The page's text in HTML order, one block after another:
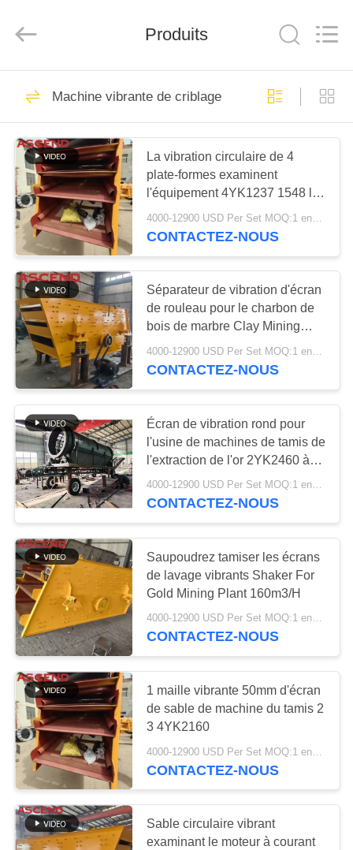
MAISON
PRODUITS
AU
SUJET
DE
NOUS
VISITE
D'USINE
CONTRÔLE
DE
QUALITÉ
CONTACTEZ-
NOUS
DEMANDEZ
UNE
CITATION
PLAN
DU
SITE
POLITIQUE
DE
CONFIDENTIALITÉ
Equipment
Machine de broyeur
d'exploitation
Machine de
concasseur de
pierres de mâchoire
60
Double machine de
broyeur de petit pain
broyeur de broyeur
à marteaux
usine de lavage d'or
Produits
Machine vibrante de criblage
La vibration circulaire de 4
plate-formes examinent
l'équipement 4YK1237 1548 les
machines 1848 1860 2160
CONTACTEZ-NOUS
Séparateur de vibration d'écran
de rouleau pour le charbon de
bois de marbre Clay Mining
160m3/H
4000-12900 USD Per Set MOQ:1 ensemble
CONTACTEZ-NOUS
Écran de vibration rond pour
l'usine de machines de tamis de
l'extraction de l'or 2YK2460 à
échelle réduite
4000-12900 USD Per Set MOQ:1 ensemble
CONTACTEZ-NOUS
Saupoudrez tamiser les écrans
de lavage vibrants Shaker For
Gold Mining Plant 160m3/H
4000-12900 USD Per Set MOQ:1 ensemble
CONTACTEZ-NOUS
1 maille vibrante 50mm d'écran
de sable de machine du tamis 2
3 4YK2160
CONTACTEZ-NOUS
Sable circulaire vibrant
examinant le moteur à courant